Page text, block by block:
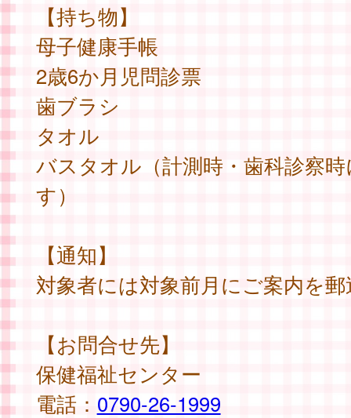
【持ち物】
母子健康手帳
2歳6か月児問診票
歯ブラシ
タオル
バスタオル（計測時・歯科診察
す）
【通知】
対象者には対象前月にご案内を
【お問合せ先】
保健福祉センター
電話： 0790-26-1999